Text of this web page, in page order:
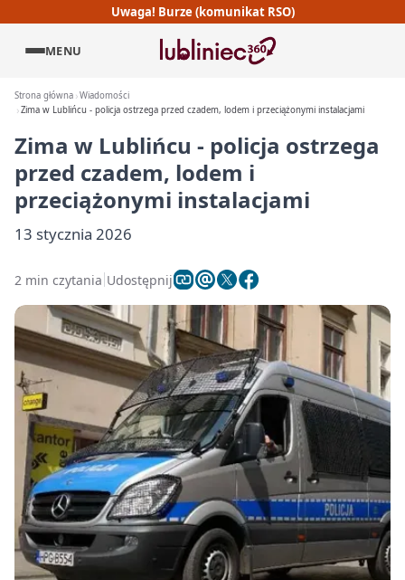
Uwaga! Burze (komunikat RSO)
MENU
Strona główna Wiadomości
Zima w Lublińcu - policja ostrzega przed czadem, lodem i przeciążonymi instalacjami
Zima w Lublińcu - policja ostrzega
przed czadem, lodem i
przeciążonymi instalacjami
13 stycznia 2026
2 min czytania Udostępnij